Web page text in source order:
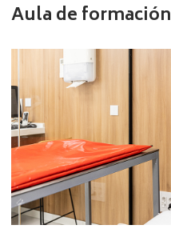
Aula de formación